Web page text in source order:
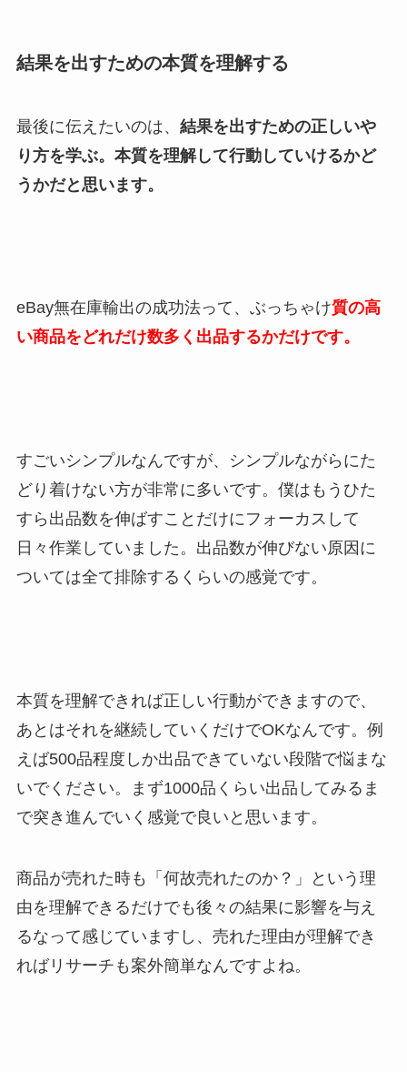
結果を出すための本質を理解する
最後に伝えたいのは、 結果を出すための正しいや
り方を学ぶ。本質を理解して行動していけるかど
うかだと思います。
eBay無在庫輸出の成功法って、ぶっちゃけ質の高
い商品をどれだけ数多く出品するかだけです。
すごいシンプルなんですが、シンプルながらにた
どり着けない方が非常に多いです。僕はもうひた
すら出品数を伸ばすことだけにフォーカスして
日々作業していました。出品数が伸びない原因に
ついては全て排除するくらいの感覚です。
本質を理解できれば正しい行動ができますので、
あとはそれを継続していくだけでOKなんです。例
えば500品程度しか出品できていない段階で悩まな
いでください。まず1000品くらい出品してみるま
で突き進んでいく感覚で良いと思います。
商品が売れた時も「何故売れたのか？」という理
由を理解できるだけでも後々の結果に影響を与え
るなって感じていますし、売れた理由が理解でき
ればリサーチも案外簡単なんですよね。